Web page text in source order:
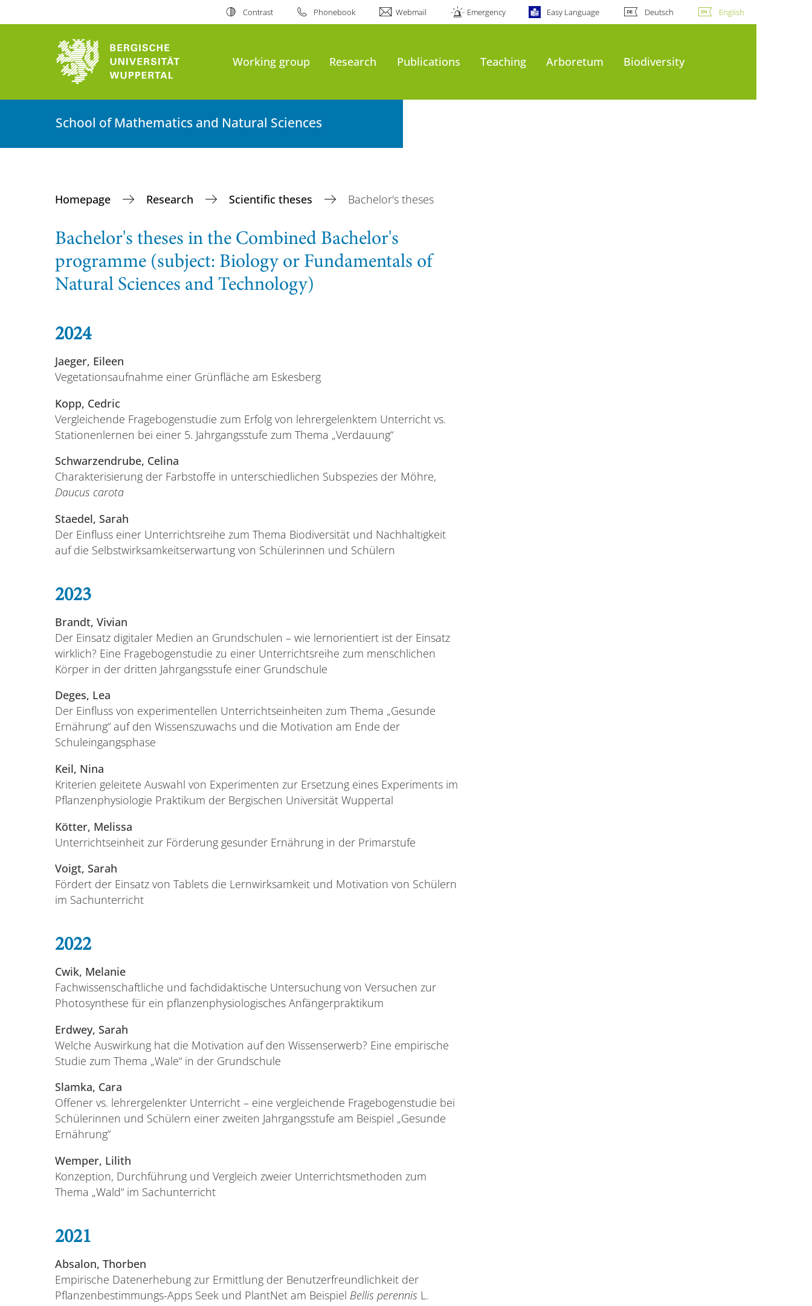
Contrast Phonebook Webmail Emergency Easy Language Deutsch English
Working group Research Publications Teaching Arboretum Biodiversity
School of Mathematics and Natural Sciences
Homepage Research Scientific theses Bachelor's theses
Bachelor's theses in the Combined Bachelor's
programme (subject: Biology or Fundamentals of
Natural Sciences and Technology)
2024
Jaeger, Eileen
Vegetationsaufnahme einer Grünfläche am Eskesberg
Kopp, Cedric
Vergleichende Fragebogenstudie zum Erfolg von lehrergelenktem Unterricht vs.
Stationenlernen bei einer 5. Jahrgangsstufe zum Thema „Verdauung“
Schwarzendrube, Celina
Charakterisierung der Farbstoffe in unterschiedlichen Subspezies der Möhre,
Daucus carota
Staedel, Sarah
Der Einfluss einer Unterrichtsreihe zum Thema Biodiversität und Nachhaltigkeit
auf die Selbstwirksamkeitserwartung von Schülerinnen und Schülern
2023
Brandt, Vivian
Der Einsatz digitaler Medien an Grundschulen – wie lernorientiert ist der Einsatz
wirklich? Eine Fragebogenstudie zu einer Unterrichtsreihe zum menschlichen
Körper in der dritten Jahrgangsstufe einer Grundschule
Deges, Lea
Der Einfluss von experimentellen Unterrichtseinheiten zum Thema „Gesunde
Ernährung“ auf den Wissenszuwachs und die Motivation am Ende der
Schuleingangsphase
Keil, Nina
Kriterien geleitete Auswahl von Experimenten zur Ersetzung eines Experiments im
Pflanzenphysiologie Praktikum der Bergischen Universität Wuppertal
Kötter, Melissa
Unterrichtseinheit zur Förderung gesunder Ernährung in der Primarstufe
Voigt, Sarah
Fördert der Einsatz von Tablets die Lernwirksamkeit und Motivation von Schülern
im Sachunterricht
2022
Cwik, Melanie
Fachwissenschaftliche und fachdidaktische Untersuchung von Versuchen zur
Photosynthese für ein pflanzenphysiologisches Anfängerpraktikum
Erdwey, Sarah
Welche Auswirkung hat die Motivation auf den Wissenserwerb? Eine empirische
Studie zum Thema „Wale“ in der Grundschule
Slamka, Cara
Offener vs. lehrergelenkter Unterricht – eine vergleichende Fragebogenstudie bei
Schülerinnen und Schülern einer zweiten Jahrgangsstufe am Beispiel „Gesunde
Ernährung“
Wemper, Lilith
Konzeption, Durchführung und Vergleich zweier Unterrichtsmethoden zum
Thema „Wald“ im Sachunterricht
2021
Absalon, Thorben
Empirische Datenerhebung zur Ermittlung der Benutzerfreundlichkeit der
Pflanzenbestimmungs-Apps Seek und PlantNet am Beispiel Bellis perennis L.